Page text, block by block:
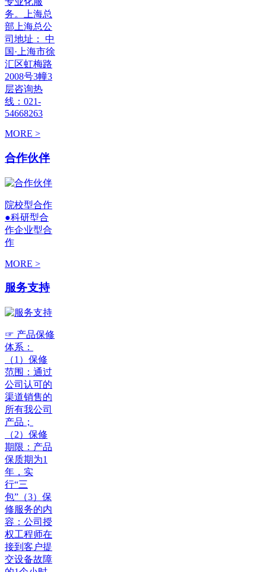
务。上海总
部上海总公
司地址： 中
国·上海市徐
汇区虹梅路
2008号3幢3
层咨询热
线：021-
54668263
MORE >
合作伙伴
院校型合作
●科研型合
作企业型合
作
MORE >
服务支持
☞ 产品保修
体系：
（1）保修
范围：通过
公司认可的
渠道销售的
所有我公司
产品；
（2）保修
期限：产品
保质期为1
年，实
行“三
包”（3）保
修服务的内
容：公司授
权工程师在
接到客户提
交设备故障